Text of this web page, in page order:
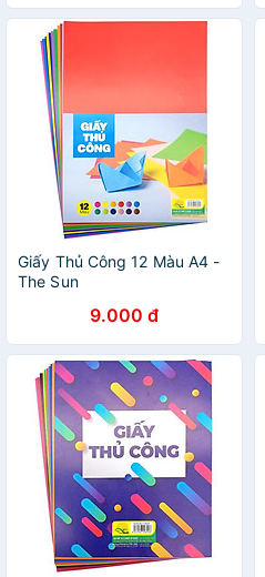
Giấy Thủ Công 12 Màu A4 -
The Sun
9.000 đ